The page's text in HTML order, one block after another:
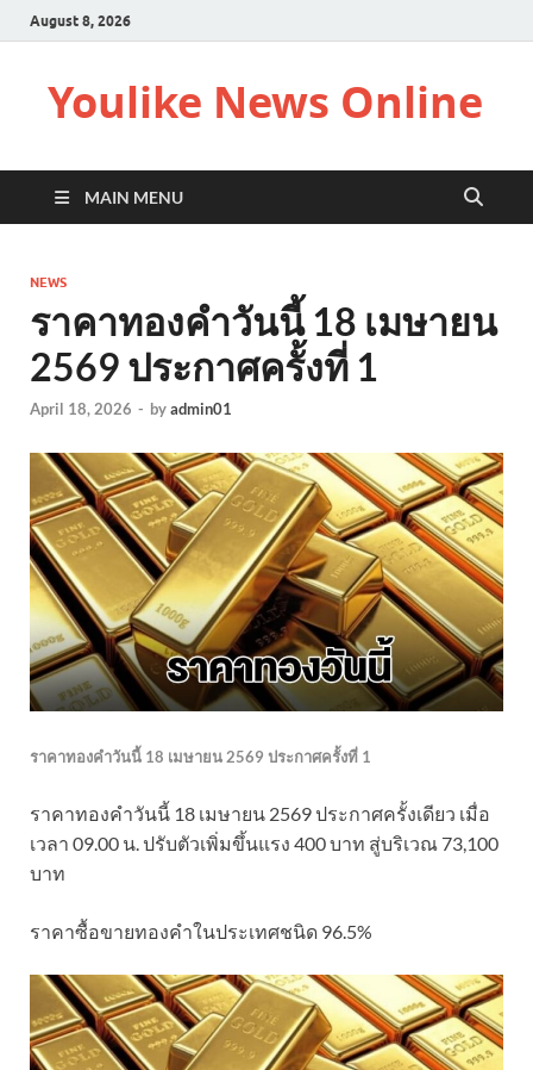
August 8, 2026
Youlike News Online
MAIN MENU
NEWS
ราคาทองคำวันนี้ 18 เมษายน
2569 ประกาศครั้งที่ 1
April 18, 2026 - byadmin01
ราคาทองคำวันนี้ 18 เมษายน 2569 ประกาศครั้งที่ 1
ราคาทองคำวันนี้ 18 เมษายน 2569 ประกาศครั้งเดียว เมื่อ
เวลา 09.00 น. ปรับตัวเพิ่มขึ้นแรง 400 บาท สู่บริเวณ 73,100
บาท
ราคาซื้อขายทองคําในประเทศชนิด 96.5%